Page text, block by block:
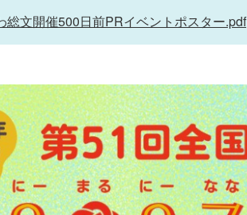
総文開催500日前PRイベントポスター.pdf